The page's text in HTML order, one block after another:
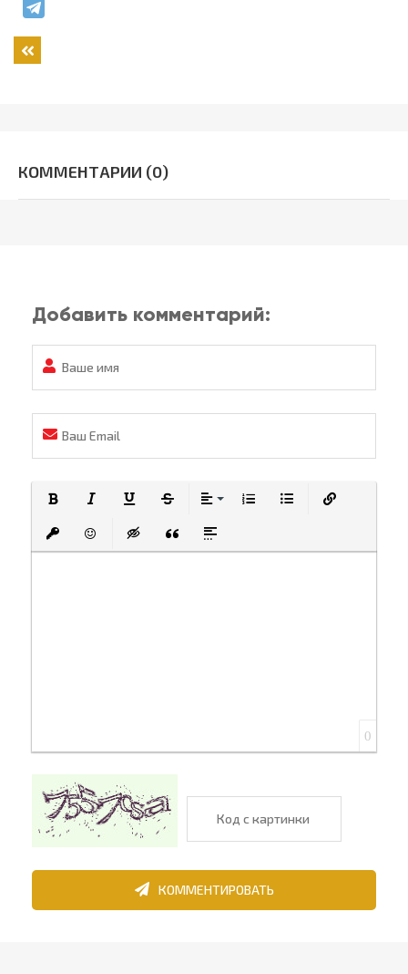
КОММЕНТАРИИ (0)
Добавить комментарий:
Вставить защищенную ссылку
Вставить смайлик
Вставка скрытого текста
Вставка цитаты
Вставка спойлера
0
КОММЕНТИРОВАТЬ